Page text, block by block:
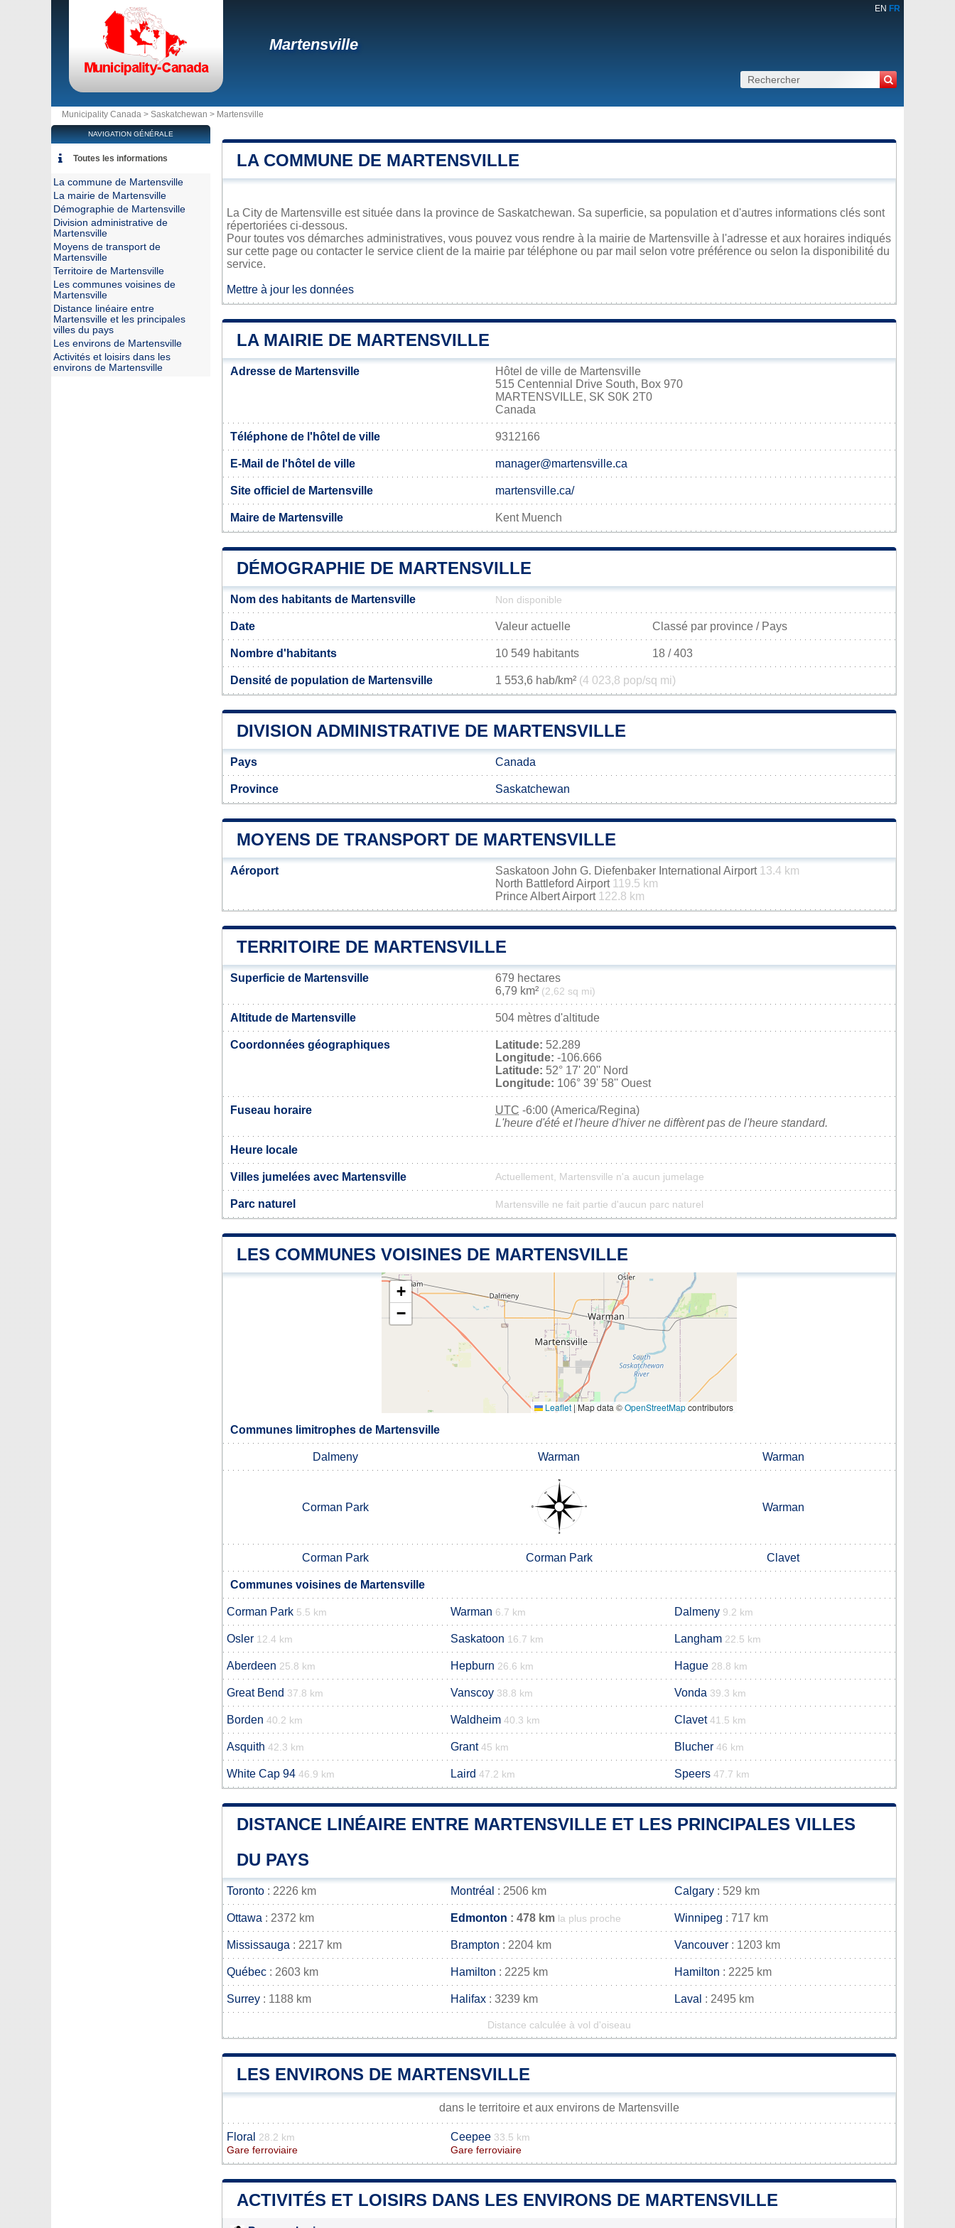
EN FR
Martensville
Municipality Canada > Saskatchewan > Martensville
LA COMMUNE DE MARTENSVILLE
La City de Martensville est située dans la province de Saskatchewan. Sa superficie, sa population et d'autres informations clés sont
répertoriées ci-dessous.
Pour toutes vos démarches administratives, vous pouvez vous rendre à la mairie de Martensville à l'adresse et aux horaires indiqués
sur cette page ou contacter le service client de la mairie par téléphone ou par mail selon votre préférence ou selon la disponibilité du
service.
Mettre à jour les données
LA MAIRIE DE MARTENSVILLE
Adresse de Martensville
Hôtel de ville de Martensville
515 Centennial Drive South, Box 970
MARTENSVILLE, SK S0K 2T0
Canada
Téléphone de l'hôtel de ville 9312166
E-Mail de l'hôtel de ville manager@martensville.ca
Site officiel de Martensville martensville.ca/
Maire de Martensville Kent Muench
DÉMOGRAPHIE DE MARTENSVILLE
Nom des habitants de Martensville Non disponible
Date Valeur actuelle Classé par province / Pays
Nombre d'habitants 10 549 habitants 18 / 403
Densité de population de Martensville 1 553,6 hab/km² (4 023,8 pop/sq mi)
DIVISION ADMINISTRATIVE DE MARTENSVILLE
Pays Canada
Province Saskatchewan
MOYENS DE TRANSPORT DE MARTENSVILLE
Aéroport Saskatoon John G. Diefenbaker International Airport 13.4 km
North Battleford Airport 119.5 km
Prince Albert Airport 122.8 km
TERRITOIRE DE MARTENSVILLE
Superficie de Martensville
679 hectares
6,79 km² (2,62 sq mi)
Altitude de Martensville 504 mètres d'altitude
Coordonnées géographiques Latitude: 52.289
Longitude: -106.666
Latitude: 52° 17' 20'' Nord
Longitude: 106° 39' 58'' Ouest
Fuseau horaire UTC -6:00 (America/Regina)
L'heure d'été et l'heure d'hiver ne diffèrent pas de l'heure standard.
Heure locale
Villes jumelées avec Martensville Actuellement, Martensville n'a aucun jumelage
Parc naturel Martensville ne fait partie d'aucun parc naturel
LES COMMUNES VOISINES DE MARTENSVILLE
+
−
Leaflet | Map data ©OpenStreetMapcontributors
Communes limitrophes de Martensville
Dalmeny Warman Warman
Corman Park Warman
Corman Park Corman Park Clavet
Communes voisines de Martensville
Corman Park 5.5 km Warman 6.7 km Dalmeny 9.2 km
Osler 12.4 km Saskatoon 16.7 km Langham 22.5 km
Aberdeen 25.8 km Hepburn 26.6 km Hague 28.8 km
Great Bend 37.8 km Vanscoy 38.8 km Vonda 39.3 km
Borden 40.2 km Waldheim 40.3 km Clavet 41.5 km
Asquith 42.3 km Grant 45 km Blucher 46 km
White Cap 94 46.9 km Laird 47.2 km Speers 47.7 km
DISTANCE LINÉAIRE ENTRE MARTENSVILLE ET LES PRINCIPALES VILLES
DU PAYS
Toronto : 2226 km Montréal : 2506 km Calgary : 529 km
Ottawa : 2372 km Edmonton : 478 km la plus proche Winnipeg : 717 km
Mississauga : 2217 km Brampton : 2204 km Vancouver : 1203 km
Québec : 2603 km Hamilton : 2225 km Hamilton : 2225 km
Surrey : 1188 km Halifax : 3239 km Laval : 2495 km
Distance calculée à vol d'oiseau
LES ENVIRONS DE MARTENSVILLE
dans le territoire et aux environs de Martensville
Floral
28.2 km
Gare ferroviaire
Ceepee 33.5 km
Gare ferroviaire
ACTIVITÉS ET LOISIRS DANS LES ENVIRONS DE MARTENSVILLE
NAVIGATION GÉNÉRALE
Toutes les informations
La commune de Martensville
La mairie de Martensville
Démographie de Martensville
Division administrative de
Martensville
Moyens de transport de
Martensville
Territoire de Martensville
Les communes voisines de
Martensville
Distance linéaire entre
Martensville et les principales
villes du pays
Les environs de Martensville
Activités et loisirs dans les
environs de Martensville